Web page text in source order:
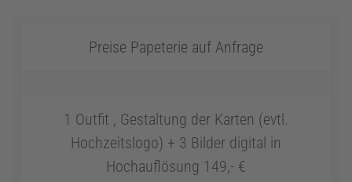
Preise Papeterie auf Anfrage
1 Outfit , Gestaltung der Karten (evtl.
Hochzeitslogo) + 3 Bilder digital in
Hochauflösung 149,- €